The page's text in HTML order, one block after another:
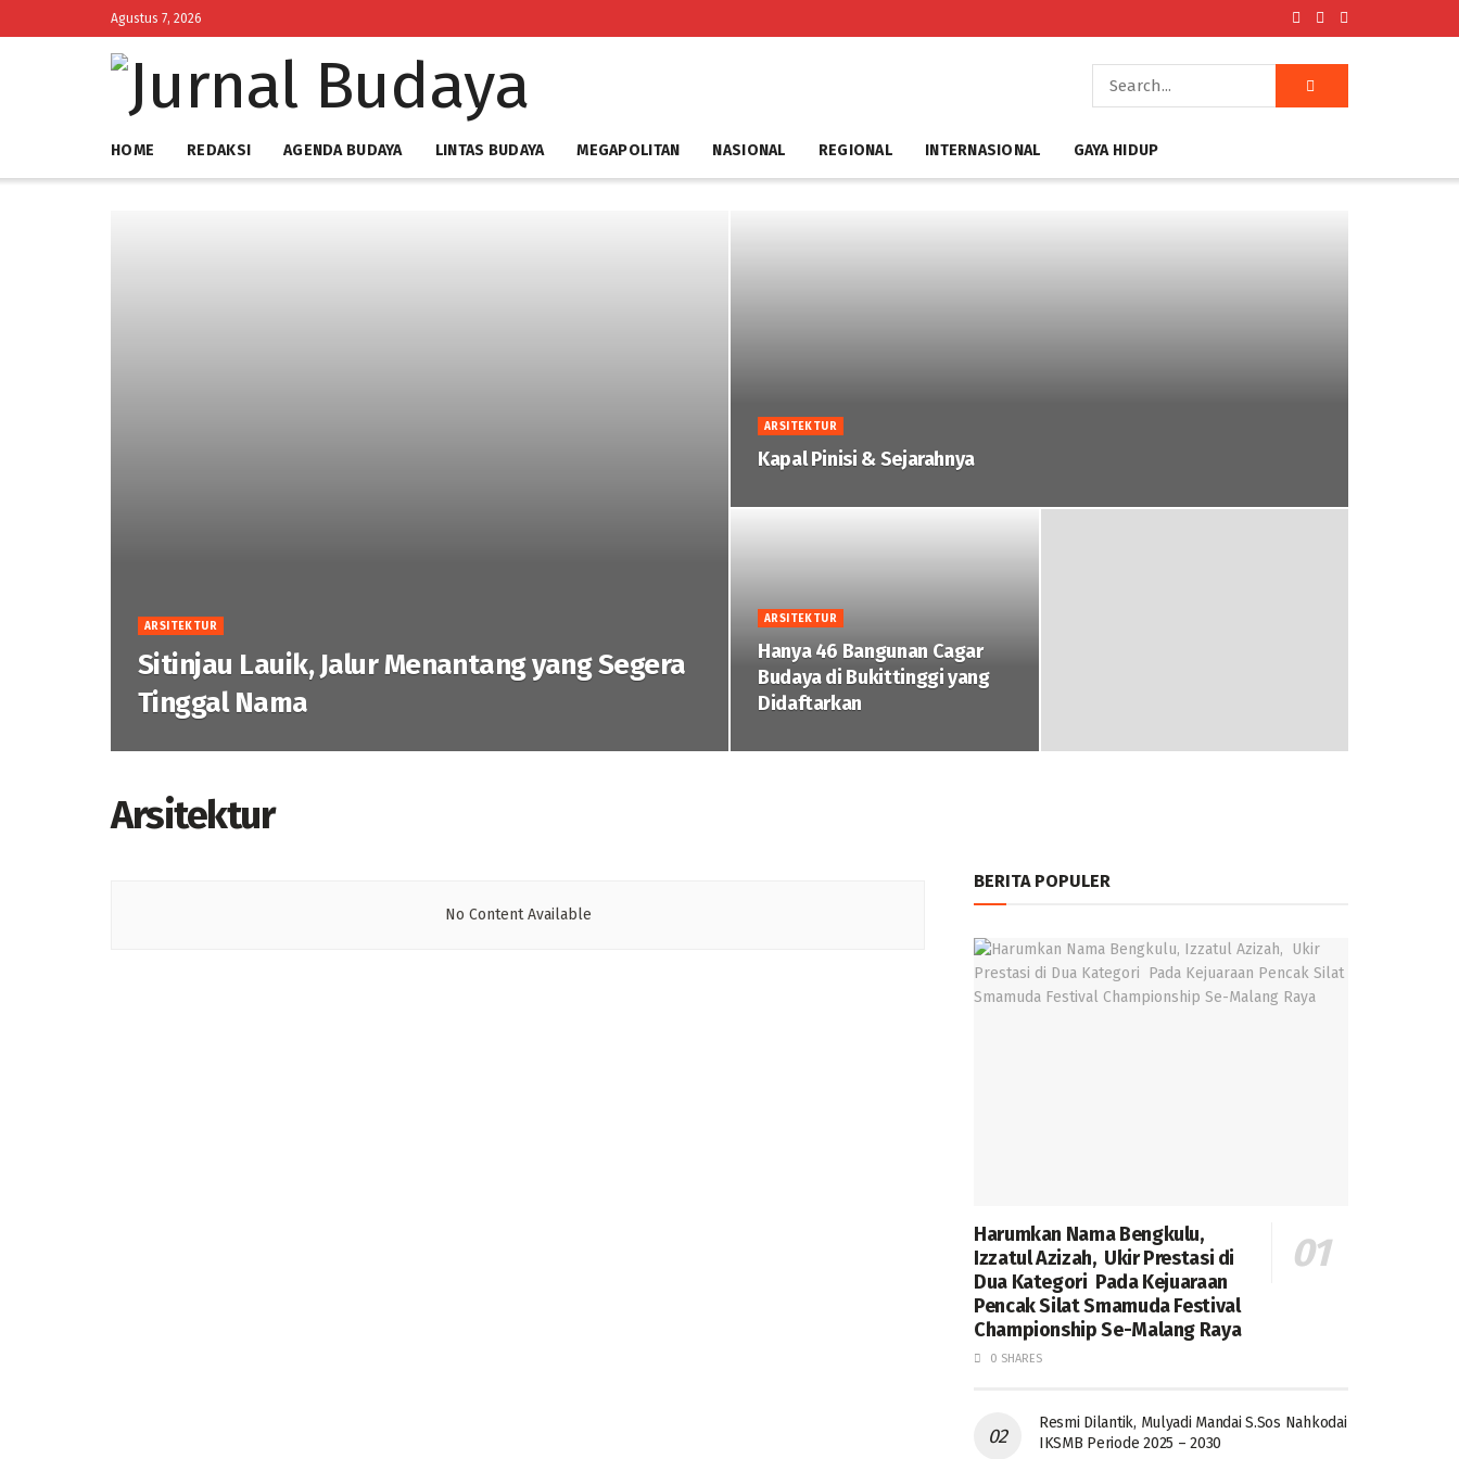
Agustus 7, 2026
HOME REDAKSI AGENDA BUDAYA LINTAS BUDAYA MEGAPOLITAN NASIONAL REGIONAL INTERNASIONAL GAYA HIDUP
ARSITEKTUR
Sitinjau Lauik, Jalur Menantang yang Segera
Tinggal Nama
ARSITEKTUR
Kapal Pinisi & Sejarahnya
ARSITEKTUR
Hanya 46 Bangunan Cagar
Budaya di Bukittinggi yang
Didaftarkan ‎
Arsitektur
No Content Available
BERITA POPULER
Harumkan Nama Bengkulu,
Izzatul Azizah, Ukir Prestasi di
Dua Kategori Pada Kejuaraan
Pencak Silat Smamuda Festival
Championship Se-Malang Raya
0 SHARES
Resmi Dilantik, Mulyadi Mandai S.Sos Nahkodai
IKSMB Periode 2025 – 2030